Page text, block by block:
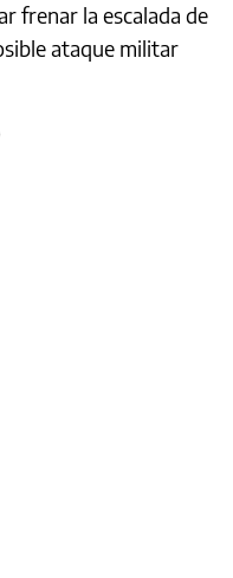
frenar la escalada de
ataque militar